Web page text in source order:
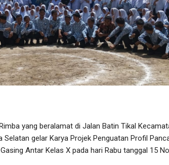
yang beralamat di Jalan Batin Tikal
Selatan gelar Karya Projek Penguatan Profil
Antar Kelas X pada hari Rabu tanggal 15